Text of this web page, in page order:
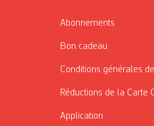
Abonnements
Bon cadeau
Conditions générales
Réductions de la Carte
Application